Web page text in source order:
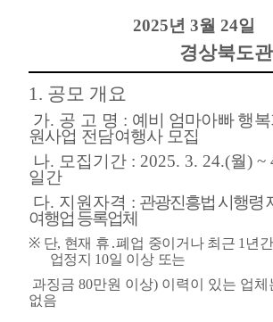
2025년 3월 24일
경상북도
1. 공모 개요
가. 공 고 명 : 예비 엄마아빠 행
원사업 전담여행사 모집
나. 모집기간 : 2025. 3. 24.(월) ~
일간
다. 지원자격 : 관광진흥법 시행령
여행업 등록업체
※ 단, 현재 휴 ․폐업 중이거나 최근 1 년
업정지 10일 이상 또는
과징금 80만원 이상) 이력이 있는 업체
없음